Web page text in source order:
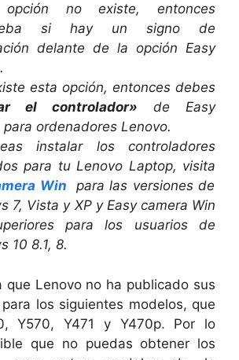
no existe, entonces
si hay un signo de
delante de la opción Easy
esta opción, entonces debes
el controlador» de Easy
para ordenadores Lenovo.
instalar los controladores
para tu Lenovo Laptop, visita
Win para las versiones de
7, Vista y XP y Easy camera Win
para los usuarios de
10 8.1, 8.
que Lenovo no ha publicado sus
los siguientes modelos, que
Y570, Y471 y Y470p. Por lo
que no puedas obtener los